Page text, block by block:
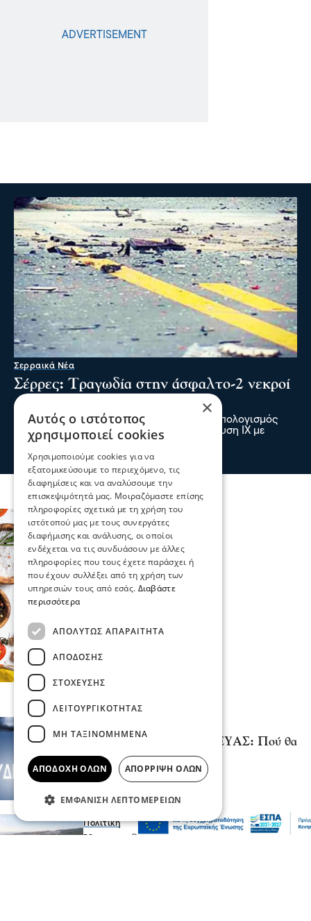
Σερραικά Νέα
Σέρρες: Τραγωδία στην άσφαλτο-2 νεκροί
σε τροχαίο στην Παλαιοκώμη
Δύο νεκροί και ένας τραυματίας είναι ο απολογισμός
τροχαίου δυστυχήματος μετά από σύγκρουση ΙΧ με
φορτηγό το πρωί στην Παλαιοκώμη
πριν 2 λεπτά
Έκτακτη Ανακοίνωση ΔΕΥΑΣ: Πού θα
γίνει αύριο διακοπή
06 Αυγ 2026, 22:06
Πολιτική
×
Αυτός ο ιστότοπος
χρησιμοποιεί cookies
Χρησιμοποιούμε cookies για να
εξατομικεύσουμε το περιεχόμενο, τις
διαφημίσεις και να αναλύσουμε την
επισκεψιμότητά μας. Μοιραζόμαστε επίσης
πληροφορίες σχετικά με τη χρήση του
ιστότοπού μας με τους συνεργάτες
διαφήμισης και ανάλυσης, οι οποίοι
ενδέχεται να τις συνδυάσουν με άλλες
πληροφορίες που τους έχετε παράσχει ή
που έχουν συλλέξει από τη χρήση των
υπηρεσιών τους από εσάς. Διαβάστε
περισσότερα
ΑΠΟΛΎΤΩΣ ΑΠΑΡΑΊΤΗΤΑ
ΑΠΌΔΟΣΗΣ
ΣΤΌΧΕΥΣΗΣ
ΛΕΙΤΟΥΡΓΙΚΌΤΗΤΑΣ
ΜΗ ΤΑΞΙΝΟΜΗΜΈΝΑ
ΑΠΟΔΟΧΉ ΌΛΩΝ ΑΠΌΡΡΙΨΗ ΌΛΩΝ
ΕΜΦΆΝΙΣΗ ΛΕΠΤΟΜΕΡΕΙΏΝ